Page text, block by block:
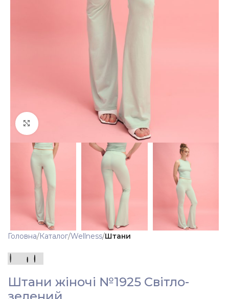
Клацніть, щоб збільшити
Головна Каталог Wellness Штани
Штани жіночі №1925 Світло-
зелений